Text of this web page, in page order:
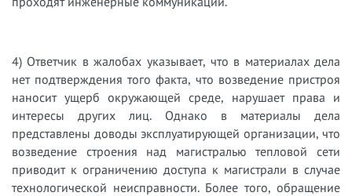
4) Ответчик в жалобах указывает, что в материалах дела
нет подтверждения того факта, что возведение пристроя
наносит ущерб окружающей среде, нарушает права и
интересы других лиц. Однако в материалы дела
представлены доводы эксплуатирующей организации, что
возведение строения над магистралью тепловой сети
приводит к ограничению доступа к магистрали в случае
технологической неисправности. Более того, обращение